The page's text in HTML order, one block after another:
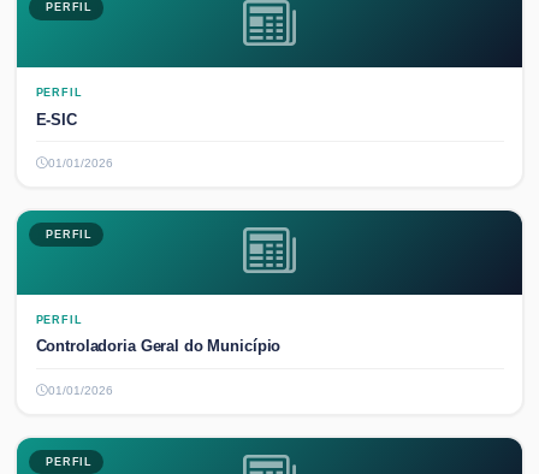
PERFIL
PERFIL
E-SIC
01/01/2026
PERFIL
PERFIL
Controladoria Geral do Município
01/01/2026
PERFIL